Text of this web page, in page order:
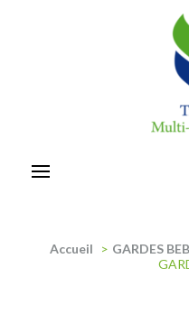
Accueil > GARDES